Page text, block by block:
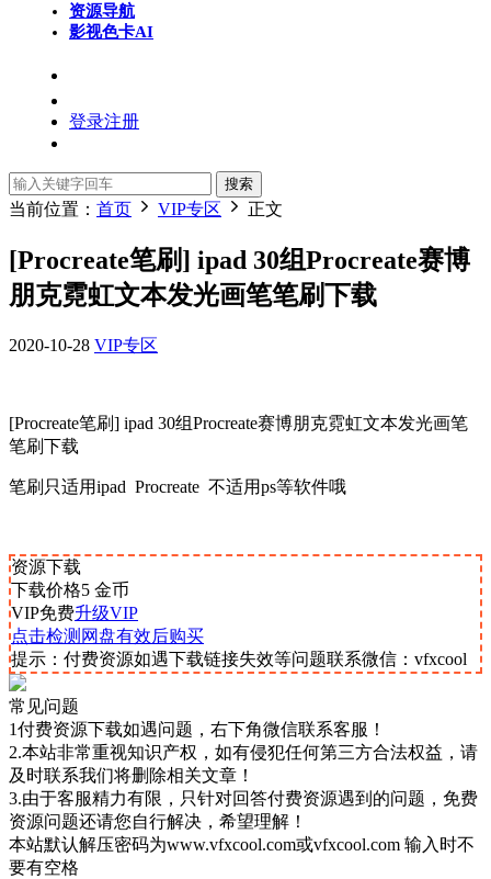
资源导航
影视色卡AI
登录注册
搜索
当前位置： 首页 VIP专区 正文
[Procreate笔刷] ipad 30组Procreate赛博
朋克霓虹文本发光画笔笔刷下载
2020-10-28 VIP专区
[Procreate笔刷] ipad 30组Procreate赛博朋克霓虹文本发光画笔
笔刷下载
笔刷只适用ipad Procreate 不适用ps等软件哦
资源下载
下载价格5 金币
VIP免费升级VIP
点击检测网盘有效后购买
提示：付费资源如遇下载链接失效等问题联系微信：vfxcool
常见问题
1付费资源下载如遇问题，右下角微信联系客服！
2.本站非常重视知识产权，如有侵犯任何第三方合法权益，请
及时联系我们将删除相关文章！
3.由于客服精力有限，只针对回答付费资源遇到的问题，免费
资源问题还请您自行解决，希望理解！
本站默认解压密码为www.vfxcool.com或vfxcool.com 输入时不
要有空格